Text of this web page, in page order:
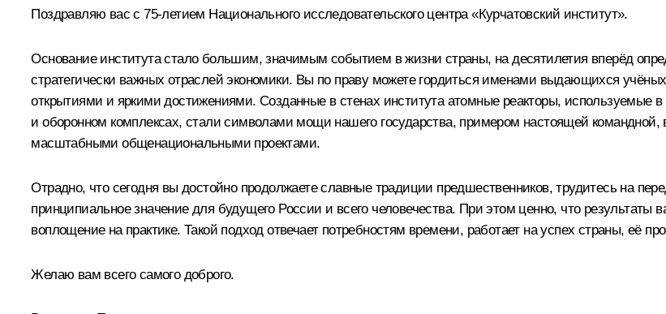
Поздравляю вас с 75-летием Национального исследовательского центра «Курчатовский институт».
Основание института стало большим, значимым событием в жизни страны, на десятилетия вперёд
стратегически важных отраслей экономики. Вы по праву можете гордиться именами выдающихся
открытиями и яркими достижениями. Созданные в стенах института атомные реакторы, используемые
и оборонном комплексах, стали символами мощи нашего государства, примером настоящей командной,
масштабными общенациональными проектами.
Отрадно, что сегодня вы достойно продолжаете славные традиции предшественников, трудитесь на
принципиальное значение для будущего России и всего человечества. При этом ценно, что
воплощение на практике. Такой подход отвечает потребностям времени, работает на успех страны, её
Желаю вам всего самого доброго.